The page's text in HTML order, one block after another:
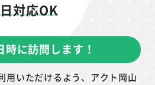
対応OK
時に訪問します！
用いただけるよう、アクト岡山